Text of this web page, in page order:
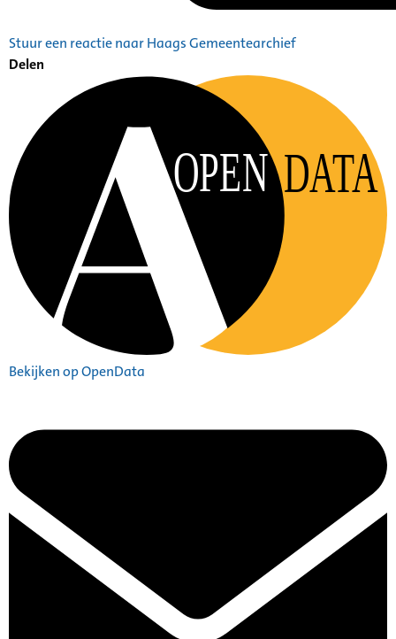
Stuur een reactie naar Haags Gemeentearchief
Delen
OPEN DATA
Bekijken op OpenData